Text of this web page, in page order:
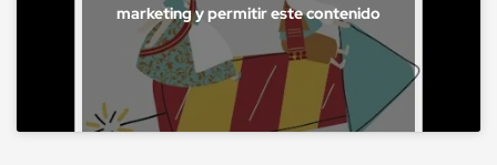
marketing y permitir este contenido